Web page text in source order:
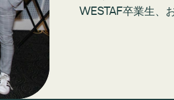
WESTAF卒業生、